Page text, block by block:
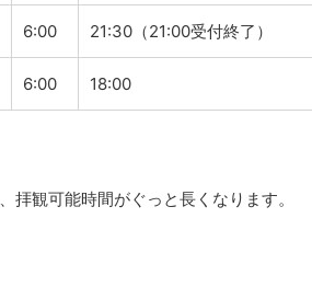
6:00 21:30（21:00受付終了）
6:00 18:00
拝観可能時間がぐっと長くなります。